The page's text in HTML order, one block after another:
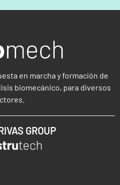
en marcha y formación de
biomecánico, para diversos
GROUP